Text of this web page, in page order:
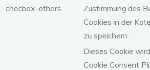
checbox-others
Zustimmung des
Cookies in der
zu speichern.
Dieses Cookie
Cookie Consent